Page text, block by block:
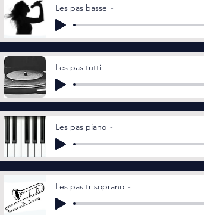
Les pas basse
Les pas tutti
Les pas piano
Les pas tr soprano